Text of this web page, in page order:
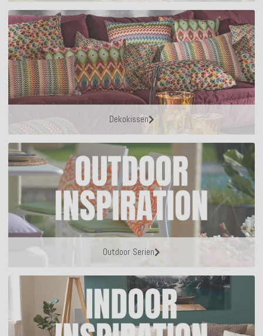
Dekokissen
Outdoor Serien